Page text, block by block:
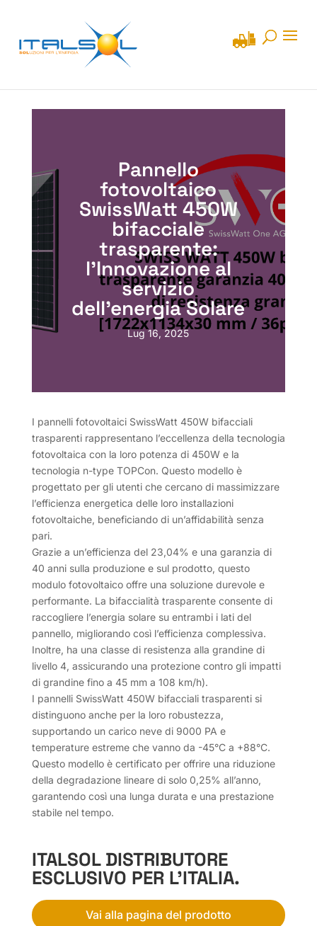
Pannello
fotovoltaico
SwissWatt 450W
bifacciale
trasparente:
l’Innovazione al
servizio
dell’energia Solare
Lug 16, 2025
I pannelli fotovoltaici SwissWatt 450W bifacciali
trasparenti rappresentano l’eccellenza della tecnologia
fotovoltaica con la loro potenza di 450W e la
tecnologia n-type TOPCon. Questo modello è
progettato per gli utenti che cercano di massimizzare
l’efficienza energetica delle loro installazioni
fotovoltaiche, beneficiando di un’affidabilità senza
pari.
Grazie a un’efficienza del 23,04% e una garanzia di
40 anni sulla produzione e sul prodotto, questo
modulo fotovoltaico offre una soluzione durevole e
performante. La bifaccialità trasparente consente di
raccogliere l’energia solare su entrambi i lati del
pannello, migliorando così l’efficienza complessiva.
Inoltre, ha una classe di resistenza alla grandine di
livello 4, assicurando una protezione contro gli impatti
di grandine fino a 45 mm a 108 km/h).
I pannelli SwissWatt 450W bifacciali trasparenti si
distinguono anche per la loro robustezza,
supportando un carico neve di 9000 PA e
temperature estreme che vanno da -45°C a +88°C.
Questo modello è certificato per offrire una riduzione
della degradazione lineare di solo 0,25% all’anno,
garantendo così una lunga durata e una prestazione
stabile nel tempo.
ITALSOL DISTRIBUTORE
ESCLUSIVO PER L’ITALIA.
Vai alla pagina del prodotto